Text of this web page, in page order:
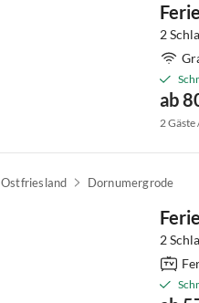
2
ab
2 Gäste
Ostfriesland Dornumergrode
2